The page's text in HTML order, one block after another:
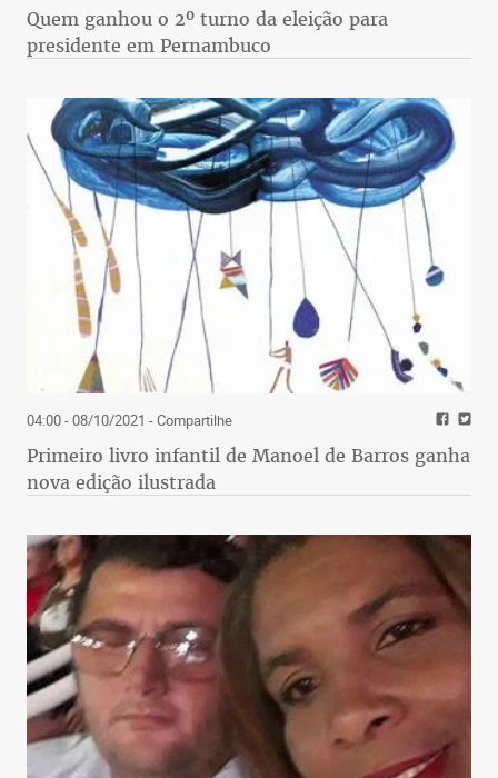
Quem ganhou o 2º turno da eleição para
presidente em Pernambuco
04:00 - 08/10/2021 - Compartilhe
Primeiro livro infantil de Manoel de Barros ganha
nova edição ilustrada